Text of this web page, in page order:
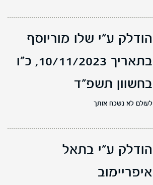
הודלק ע"י שלו מוריוסף
בתאריך 10/11/2023,
כ"ו
בחשוון תשפ"ד
לעולם לא נשכח אותך
הודלק ע"י בתאל
איפריימוב